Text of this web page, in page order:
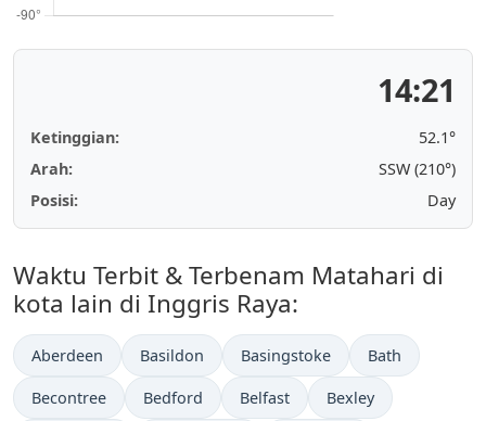
14:21
Ketinggian:
52.1°
Arah:
SSW (210°)
Posisi:
Day
Waktu Terbit & Terbenam Matahari di
kota lain di Inggris Raya:
Aberdeen Basildon Basingstoke Bath
Becontree Bedford Belfast Bexley